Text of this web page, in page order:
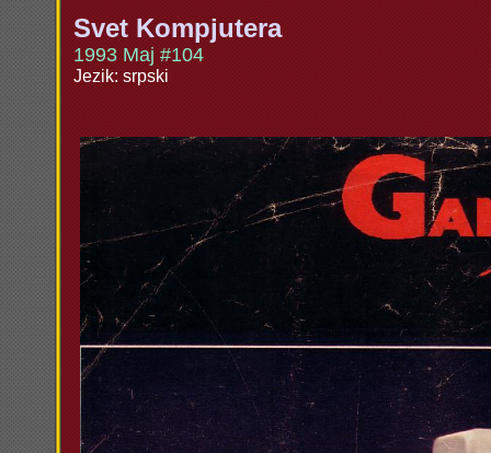
Svet Kompjutera
1993 Maj #104
Jezik: srpski